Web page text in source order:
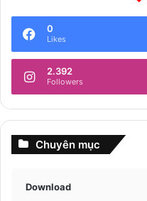
0
Likes
2.392
Followers
Chuyên mục
Download